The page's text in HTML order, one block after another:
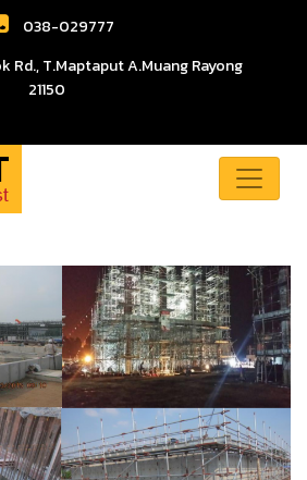
038-029777
Rd., T.Maptaput A.Muang Rayong
21150